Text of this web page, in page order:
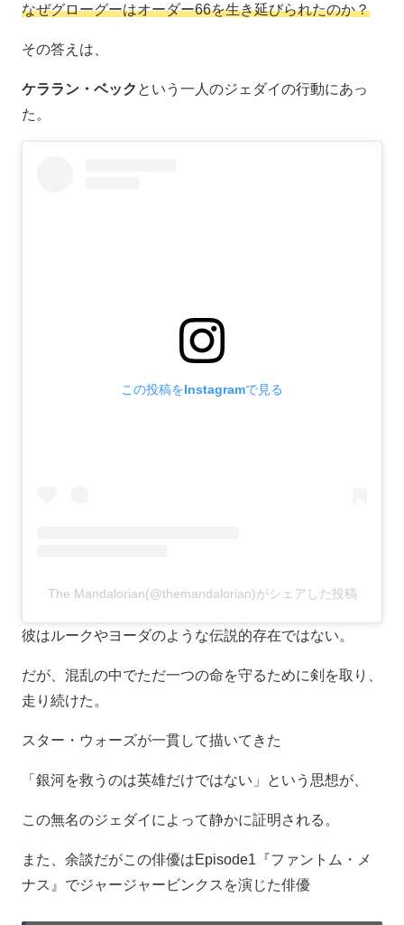
なぜグローグーはオーダー66を生き延びられたのか？
その答えは、
ケララン・ベック という一人のジェダイの行動にあっ
た。
この投稿をInstagramで見る
The Mandalorian(@themandalorian)がシェアした投稿
彼はルークやヨーダのような伝説的存在ではない。
だが、混乱の中でただ一つの命を守るために剣を取り、
走り続けた。
スター・ウォーズが一貫して描いてきた
「銀河を救うのは英雄だけではない」という思想が、
この無名のジェダイによって静かに証明される。
また、余談だがこの俳優はEpisode1『ファントム・メ
ナス』でジャージャービンクスを演じた俳優